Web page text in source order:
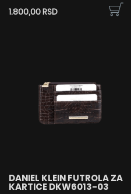
1.800,00 RSD
DANIEL KLEIN FUTROLA ZA
KARTICE DKW6013-03